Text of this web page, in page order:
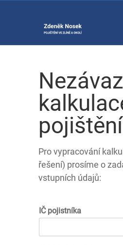
pojištění
Pro vypracování
řešení) prosíme o
vstupních údajů:
IČ pojistníka